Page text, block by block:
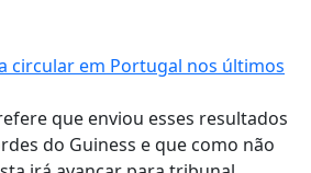
circular em Portugal nos últimos
que enviou esses resultados
do Guiness e que como não